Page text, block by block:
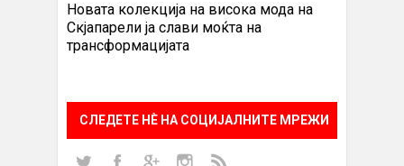
Новата колекција на висока мода на
Скјапарели ја слави моќта на
трансформацијата
СЛЕДЕТЕ НÈ НА СОЦИЈАЛНИТЕ МРЕЖИ